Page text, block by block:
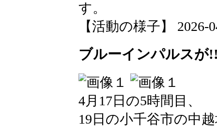
す。
【活動の様子】 2026-
ブルーインパルスが
4月17日の5時間目、
19日の小千谷市の中